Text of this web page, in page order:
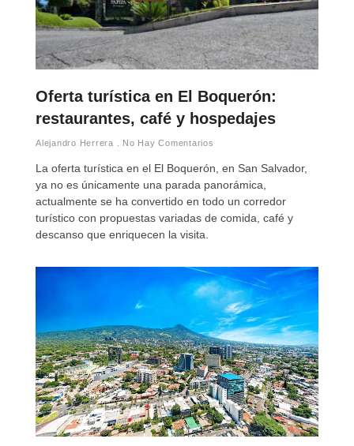
Oferta turística en El Boquerón:
restaurantes, café y hospedajes
Alejandro Herrera No Hay Comentarios
La oferta turística en el El Boquerón, en San Salvador,
ya no es únicamente una parada panorámica,
actualmente se ha convertido en todo un corredor
turístico con propuestas variadas de comida, café y
descanso que enriquecen la visita.